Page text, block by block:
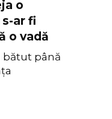
o
ar fi
o vadă
bătut până